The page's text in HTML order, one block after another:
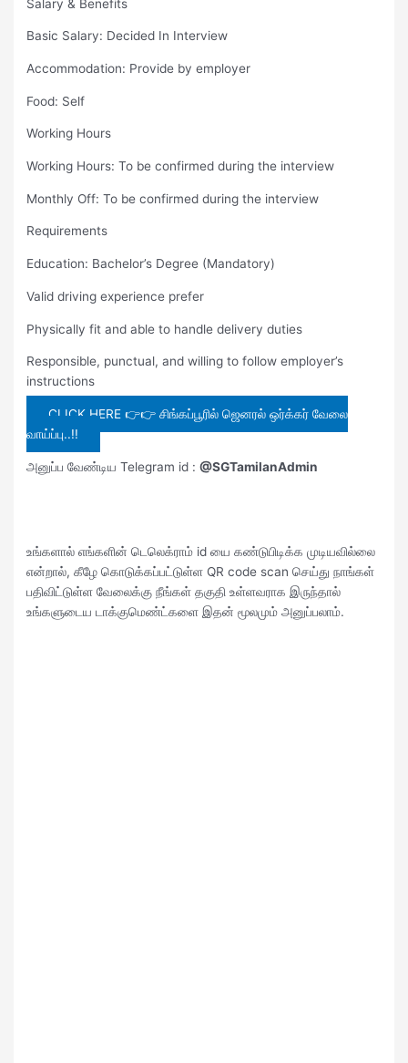
Salary & Benefits
Basic Salary: Decided In Interview
Accommodation: Provide by employer
Food: Self
Working Hours
Working Hours: To be confirmed during the interview
Monthly Off: To be confirmed during the interview
Requirements
Education: Bachelor’s Degree (Mandatory)
Valid driving experience prefer
Physically fit and able to handle delivery duties
Responsible, punctual, and willing to follow employer’s
instructions
CLICK HERE 👉👉 சிங்கப்பூரில் ஜெனரல் ஒர்க்கர் வேலை
வாய்ப்பு..!!
அனுப்ப வேண்டிய Telegram id :@SGTamilanAdmin
உங்களால் எங்களின் டெலெக்ராம் id யை கண்டுபிடிக்க முடியவில்லை
என்றால், கீழே கொடுக்கப்பட்டுள்ள QR code scan செய்து நாங்கள்
பதிவிட்டுள்ள வேலைக்கு நீங்கள் தகுதி உள்ளவராக இருந்தால்
உங்களுடைய டாக்குமெண்ட்களை இதன் மூலமும் அனுப்பலாம்.